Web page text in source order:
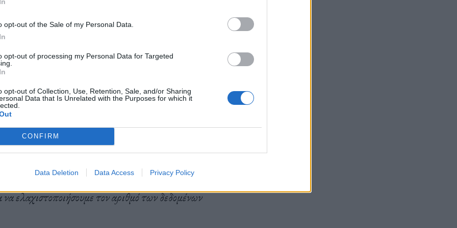
opt-out of the Sale of my Personal Data.
opt-out of processing my Personal Data for Targeted
opt-out of Collection, Use, Retention, Sale, and/or Sharing
Data that Is Unrelated with the Purposes for which it
CONFIRM
Data Deletion Data Access Privacy Policy
κάτι ανάλογο. Η νέα μελέτη επιχειρεί να δώσει
ποιότητα αντί για την ποσότητα των ήδη
συμβάντα. Το ξέσπασμα μιας πανδημίας
όπως εκείνη στον Κόλπο του Μεξικού, ένας
ένα κύμα 30 μέτρων που αναποδογυρίζει ένα
είναι σπάνια, δεν έχουν πολλά ιστορικά
μας είναι: Ποιά είναι τα καλύτερα δυνατά
ελαχιστοποιήσουμε τον αριθμό των δεδομένων